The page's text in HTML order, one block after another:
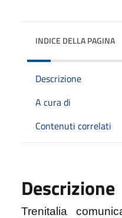
INDICE DELLA PAGINA
Descrizione
A cura di
Contenuti correlati
Descrizione
Trenitalia